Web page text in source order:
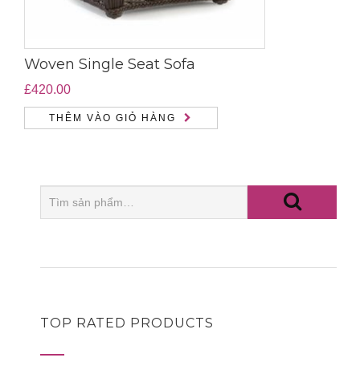
Woven Single Seat Sofa
£420.00
THÊM VÀO GIỎ HÀNG
TOP RATED PRODUCTS